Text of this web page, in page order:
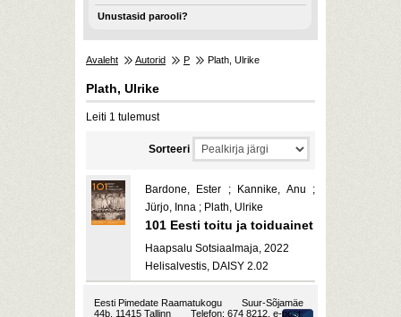
Unustasid parooli?
Avaleht Autorid P Plath, Ulrike
Plath, Ulrike
Leiti 1 tulemust
Sorteeri
Bardone, Ester ; Kannike, Anu ;
Jürjo, Inna ; Plath, Ulrike
101 Eesti toitu ja toiduainet
Haapsalu Sotsiaalmaja, 2022
Helisalvestis, DAISY 2.02
Eesti Pimedate Raamatukogu
Suur-Sõjamäe
44b, 11415 Tallinn
Telefon: 674 8212, e-post: